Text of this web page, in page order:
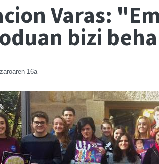
Varas:
bizi
16a